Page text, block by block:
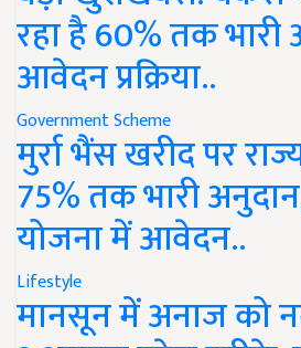
रहा है 60% तक
आवेदन प्रक्रिया..
Government Scheme
मुर्रा भैंस खरीद पर
75% तक भारी
योजना में आवेदन..
Lifestyle
मानसून में अनाज को